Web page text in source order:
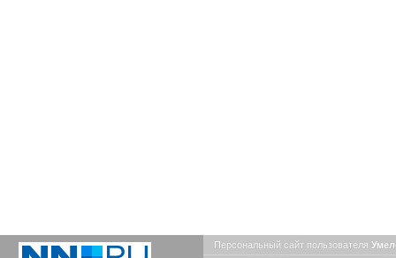
Персональный сайт пользователя